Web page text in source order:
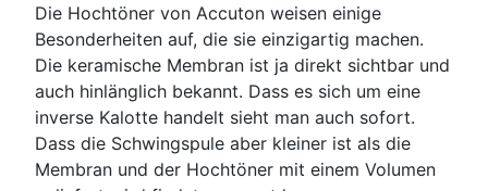
Die Hochtöner von Accuton weisen einige
Besonderheiten auf, die sie einzigartig machen.
Die keramische Membran ist ja direkt sichtbar und
auch hinlänglich bekannt. Dass es sich um eine
inverse Kalotte handelt sieht man auch sofort.
Dass die Schwingspule aber kleiner ist als die
Membran und der Hochtöner mit einem Volumen